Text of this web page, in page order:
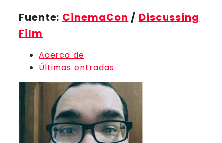
Fuente: CinemaCon / Discussing
Film
Acerca de
Últimas entradas